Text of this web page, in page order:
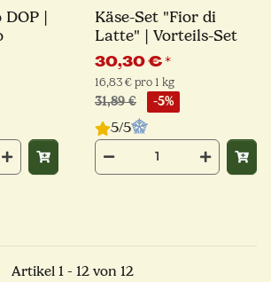
DOP |
Käse-Set "Fior di
Latte" | Vorteils-Set
30,30 €*
16,83 € pro 1 kg
31,89 € -5%
5/5
Artikel 1 - 12 von 12